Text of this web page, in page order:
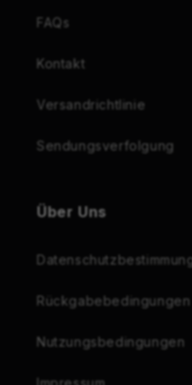
FAQs
Kontakt
Versandrichtlinie
Sendungsverfolgung
Über Uns
Rückgabebedingungen
Nutzungsbedingungen